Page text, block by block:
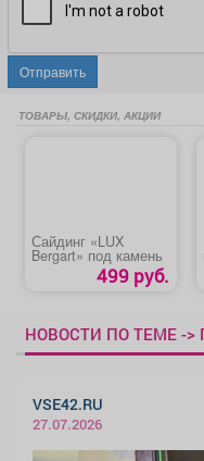
Отправить
ТОВАРЫ, СКИДКИ, АКЦИИ
Сайдинг «LUX
Bergart» под камень
499 руб.
НОВОСТИ ПО ТЕМЕ -
VSE42.RU
27.07.2026